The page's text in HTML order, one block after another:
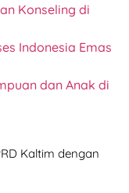
Konseling di
Indonesia Emas
dan Anak di
Kaltim dengan